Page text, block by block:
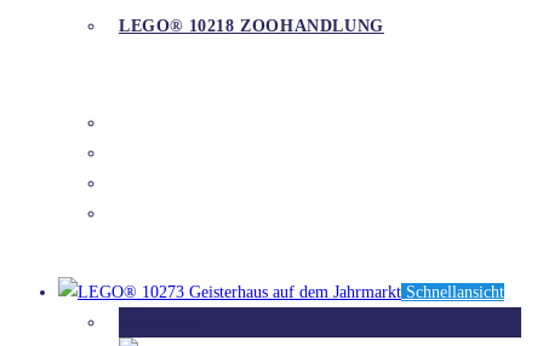
LEGO® 10218 ZOOHANDLUNG
Schnellansicht